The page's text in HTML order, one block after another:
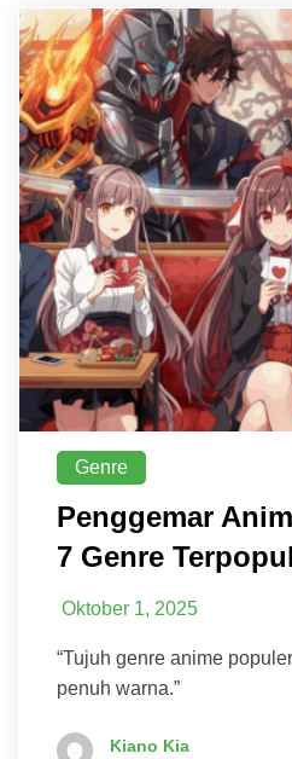
Genre
Penggemar
7 Genre
Oktober 1, 2025
“Tujuh genre anime
penuh warna.”
Kiano Kia